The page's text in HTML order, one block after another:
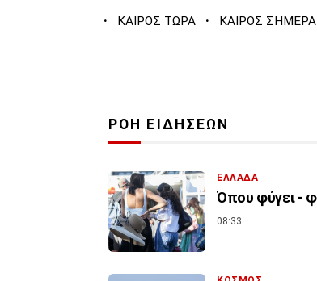
· ΚΑΙΡΟΣ ΤΩΡΑ · ΚΑΙΡΟΣ ΣΗΜΕΡΑ
ΡΟΗ ΕΙΔΗΣΕΩΝ
ΕΛΛΑΔΑ
Όπου φύγει -
08:33